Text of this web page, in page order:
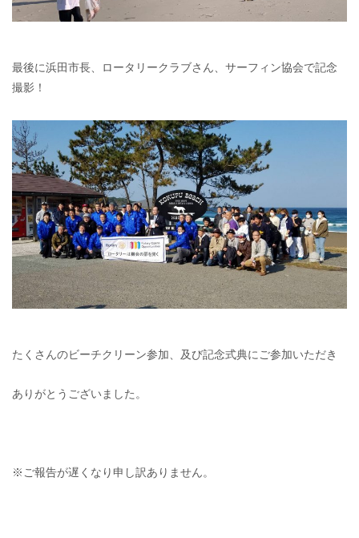
最後に浜田市長、ロータリークラブさん、サーフィン協会で記念
撮影！
たくさんのビーチクリーン参加、及び記念式典にご参加いただき
ありがとうございました。
※ご報告が遅くなり申し訳ありません。